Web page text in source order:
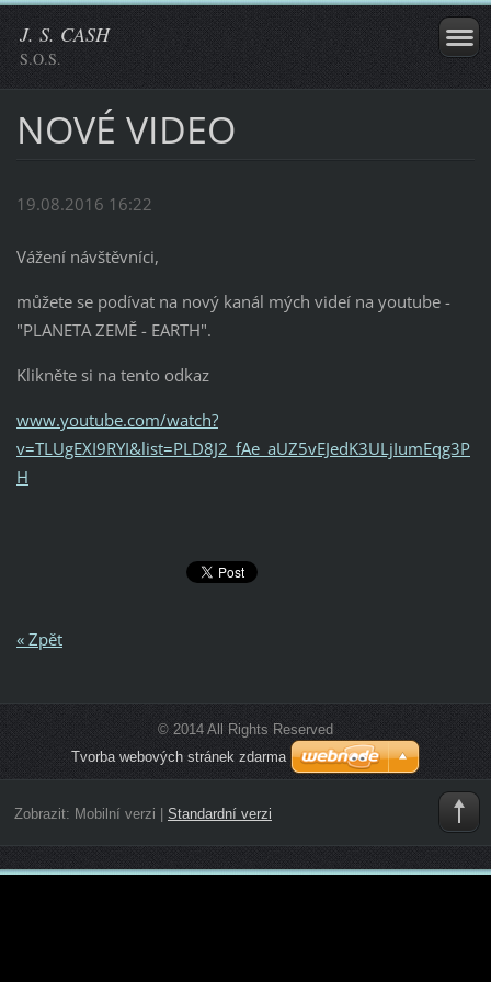
J. S. CASH
S.O.S.
NOVÉ VIDEO
19.08.2016 16:22
Vážení návštěvníci,
můžete se podívat na nový kanál mých videí na youtube -
"PLANETA ZEMĚ - EARTH".
Klikněte si na tento odkaz
www.youtube.com/watch?
v=TLUgEXI9RYI&list=PLD8J2_fAe_aUZ5vEJedK3ULjIumEqg3P
H
« Zpět
© 2014 All Rights Reserved
Tvorba webových stránek zdarma
Zobrazit: Mobilní verzi Standardní verzi